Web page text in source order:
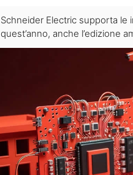
Schneider Electric supporta le
quest’anno, anche l’edizione